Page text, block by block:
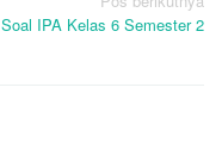
Soal IPA Kelas 6 Semester 2